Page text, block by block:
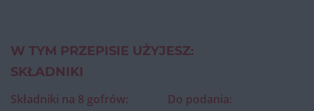
W TYM PRZEPISIE UŻYJESZ:
SKŁADNIKI
Składniki na 8 gofrów:
Do podania: